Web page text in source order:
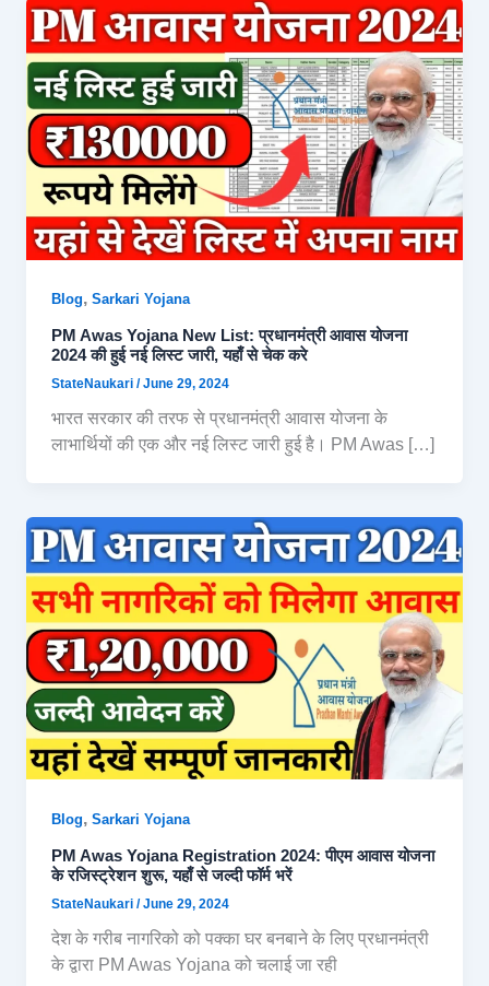
Blog,Sarkari Yojana
PM Awas Yojana New List: प्रधानमंत्री आवास योजना
2024 की हुई नई लिस्ट जारी, यहाँ से चेक करे
StateNaukari/June 29, 2024
भारत सरकार की तरफ से प्रधानमंत्री आवास योजना के
लाभार्थियों की एक और नई लिस्ट जारी हुई है। PM Awas […]
Blog,Sarkari Yojana
PM Awas Yojana Registration 2024: पीएम आवास योजना
के रजिस्ट्रेशन शुरू, यहाँ से जल्दी फॉर्म भरें
StateNaukari/June 29, 2024
देश के गरीब नागरिको को पक्का घर बनबाने के लिए प्रधानमंत्री
के द्वारा PM Awas Yojana को चलाई जा रही